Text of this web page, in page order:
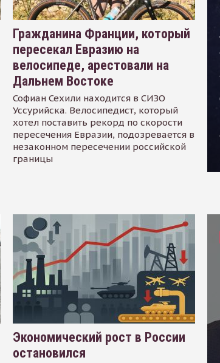
Гражданина Франции, который
пересекал Евразию на
велосипеде, арестовали на
Дальнем Востоке
Софиан Сехили находится в СИЗО
Уссурийска. Велосипедист, который
хотел поставить рекорд по скорости
пересечения Евразии, подозревается в
незаконном пересечении российской
границы
Экономический рост в России
остановился